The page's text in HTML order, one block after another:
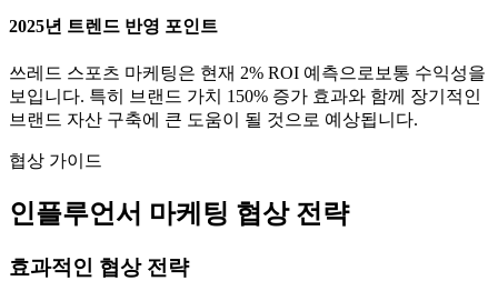
2025년 트렌드 반영 포인트
쓰레드 스포츠 마케팅은 현재 2% ROI 예측으로 보통 수익성을
보입니다. 특히 브랜드 가치
150% 증가 효과와 함께 장기적인
브랜드 자산 구축에 큰 도움이 될 것으로 예상됩니다.
협상 가이드
인플루언서 마케팅 협상 전략
효과적인 협상 전략